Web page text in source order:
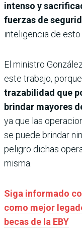
intenso y
fuerzas de
inteligencia de esto
El ministro
este trabajo,
trazabilidad que
brindar mayores
ya que las
se puede brindar
peligro dichas
misma.
Siga informado
como mejor
becas de la EBY